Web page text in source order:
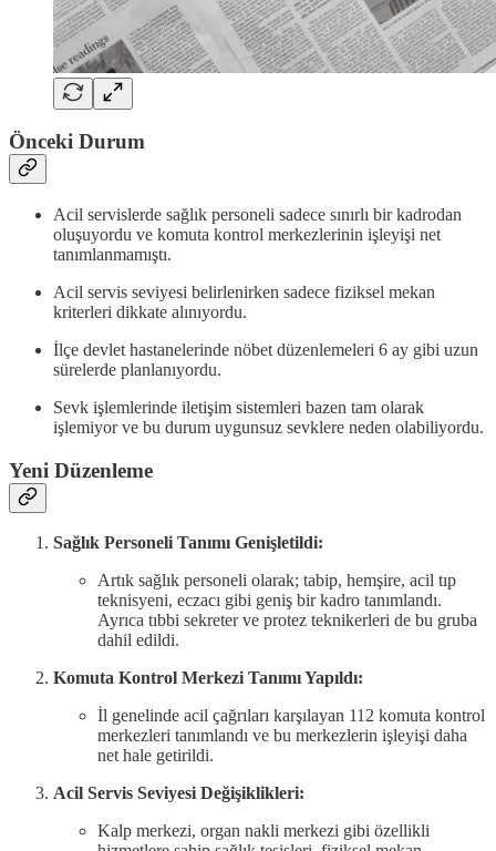
Önceki Durum
Acil servislerde sağlık personeli sadece sınırlı bir kadrodan
oluşuyordu ve komuta kontrol merkezlerinin işleyişi net
tanımlanmamıştı.
Acil servis seviyesi belirlenirken sadece fiziksel mekan
kriterleri dikkate alınıyordu.
İlçe devlet hastanelerinde nöbet düzenlemeleri 6 ay gibi uzun
sürelerde planlanıyordu.
Sevk işlemlerinde iletişim sistemleri bazen tam olarak
işlemiyor ve bu durum uygunsuz sevklere neden olabiliyordu.
Yeni Düzenleme
Sağlık Personeli Tanımı Genişletildi:
Artık sağlık personeli olarak; tabip, hemşire, acil tıp
teknisyeni, eczacı gibi geniş bir kadro tanımlandı.
Ayrıca tıbbi sekreter ve protez teknikerleri de bu gruba
dahil edildi.
Komuta Kontrol Merkezi Tanımı Yapıldı:
İl genelinde acil çağrıları karşılayan 112 komuta kontrol
merkezleri tanımlandı ve bu merkezlerin işleyişi daha
net hale getirildi.
Acil Servis Seviyesi Değişiklikleri:
Kalp merkezi, organ nakli merkezi gibi özellikli